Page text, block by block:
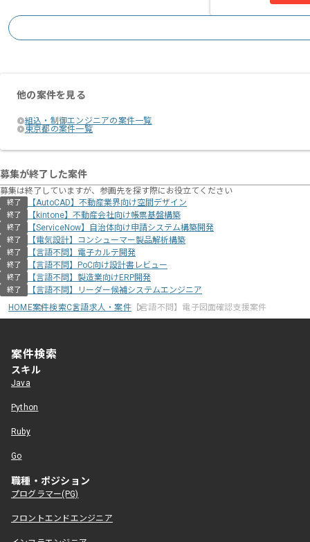
他の案件を見る
組込・制御エンジニアの案件一覧
東京都の案件一覧
募集が終了した案件
募集は終了していますが、参画先を探す際にお役立てください
終了 【AutoCAD】不動産業界向け空間デザイン
終了 【kintone】不動産会社向け帳票基盤構築
終了 【ServiceNow】自治体向け申請システム構築開発
終了 【電気設計】コンシューマー製品解析構築
終了 【言語不問】電子カルテ開発
終了 【言語不問】PoC向け設計書レビュー
終了 【言語不問】製造業向けERP開発
終了
【言語不問】リーダー候補システムエンジニア
HOME案件検索C言語求人・案件【言語不問】電子図面確認支援案件
案件検索
スキル
Java
Python
Ruby
Go
職種・ポジション
プログラマー(PG)
フロントエンドエンジニア